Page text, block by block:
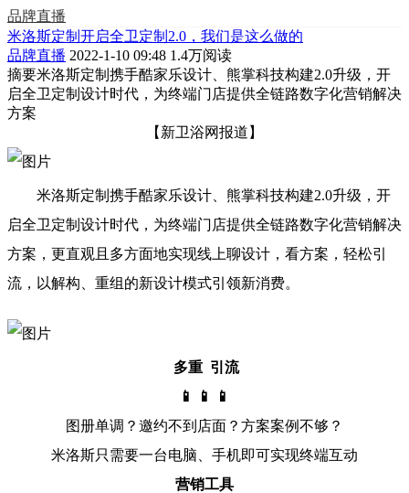
品牌直播
米洛斯定制开启全卫定制2.0，我们是这么做的
品牌直播 2022-1-10 09:48 1.4万阅读
摘要米洛斯定制携手酷家乐设计、熊掌科技构建2.0升级，开
启全卫定制设计时代，为终端门店提供全链路数字化营销解决
方案
【新卫浴网报道】
米洛斯定制携手酷家乐设计、熊掌科技构建2.0升级，开
启全卫定制设计时代，为终端门店提供全链路数字化营销解决
方案，更直观且多方面地实现线上聊设计，看方案，轻松引
流，以解构、重组的新设计模式引领新消费。
多重 引流
📱 📱 📱
图册单调？邀约不到店面？方案案例不够？
米洛斯只需要一台电脑、手机即可实现终端互动
营销工具